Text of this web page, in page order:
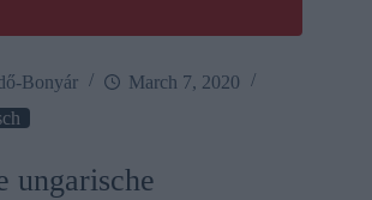
Bonyár
March 7, 2020
ungarische